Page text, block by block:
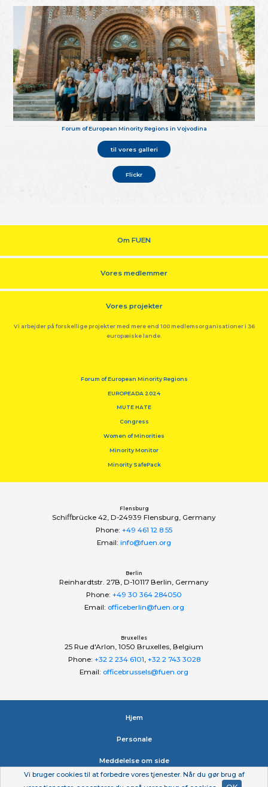
Forum of European Minority Regions in Vojvodina
til vores galleri
Flickr
Om FUEN
Vores medlemmer
Vores projekter
Vi arbejder på forskellige projekter med mere end 100 medlemsorganisationer i 36
europæiske lande.
Forum of European Minority Regions
EUROPEADA 2024
MUTE HATE
Congress
Women of Minorities
Minority Monitor
Minority SafePack
Flensburg
Schiﬀbrücke 42, D-24939 Flensburg, Germany
Phone: +49 461 12 8 55
Email: info@fuen.org
Berlin
Reinhardtstr. 27B, D-10117 Berlin, Germany
Phone: +49 30 364 284050
Email: officeberlin@fuen.org
Bruxelles
25 Rue d'Arlon, 1050 Bruxelles, Belgium
Phone: +32 2 234 6101 +32 2 743 3028
Email: officebrussels@fuen.org
Hjem
Personale
Meddelelse om side
Vi bruger cookies til at forbedre vores tjenester. Når du gør brug af